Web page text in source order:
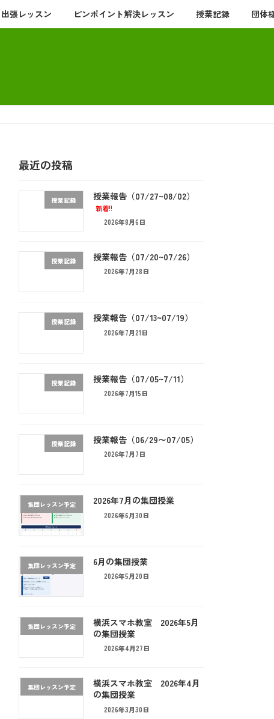
張レッスン ピンポイント解決レッスン 授業記録 団体
最近の投稿
授業記録 授業報告（07/27~08/02）
新着!!
2026年8月6日
授業記録 授業報告（07/20~07/26）
2026年7月28日
授業記録 授業報告（07/13~07/19）
2026年7月21日
授業記録 授業報告（07/05~7/11）
2026年7月15日
授業記録 授業報告（06/29〜07/05）
2026年7月7日
集団レッスン予定 2026年7月の集団授業
2026年6月30日
集団レッスン予定 6月の集団授業
2026年5月20日
集団レッスン予定
横浜スマホ教室 2026年5月
の集団授業
2026年4月27日
集団レッスン予定
横浜スマホ教室 2026年4月
の集団授業
2026年3月30日